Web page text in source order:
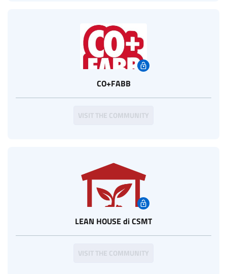
CO+FABB
VISIT THE COMMUNITY
LEAN HOUSE di CSMT
VISIT THE COMMUNITY